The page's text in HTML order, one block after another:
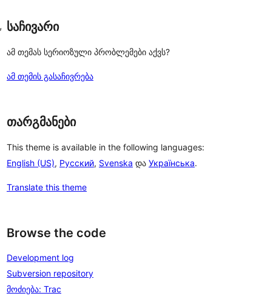
საჩივარი
ამ თემას სერიოზული პრობლემები აქვს?
ამ თემის გასაჩივრება
თარგმანები
This theme is available in the following languages:
English (US), Русский, Svenska და Українська.
Translate this theme
Browse the code
Development log
Subversion repository
მოძიება: Trac